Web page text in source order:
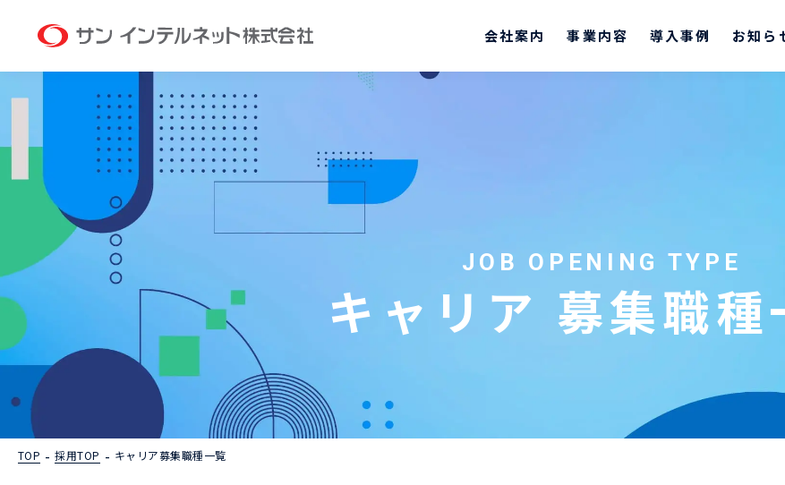
サン インテルネット株式会社
会社案内 事業内容 導入事例 お知ら
JOB OPENING TYPE
キャリア 募集職種
TOP 採用TOP キャリア募集職種一覧